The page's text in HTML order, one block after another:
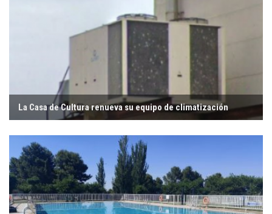
La Casa de Cultura renueva su equipo de climatización